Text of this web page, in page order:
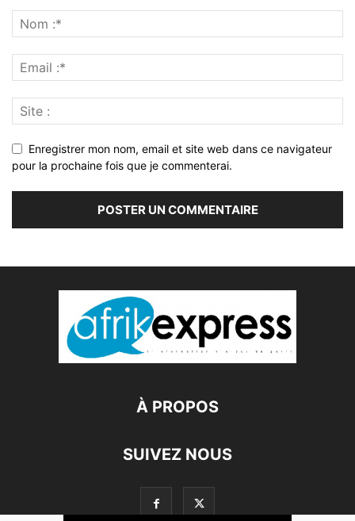
Enregistrer mon nom, email et site web dans ce navigateur
pour la prochaine fois que je commenterai.
À PROPOS
SUIVEZ NOUS